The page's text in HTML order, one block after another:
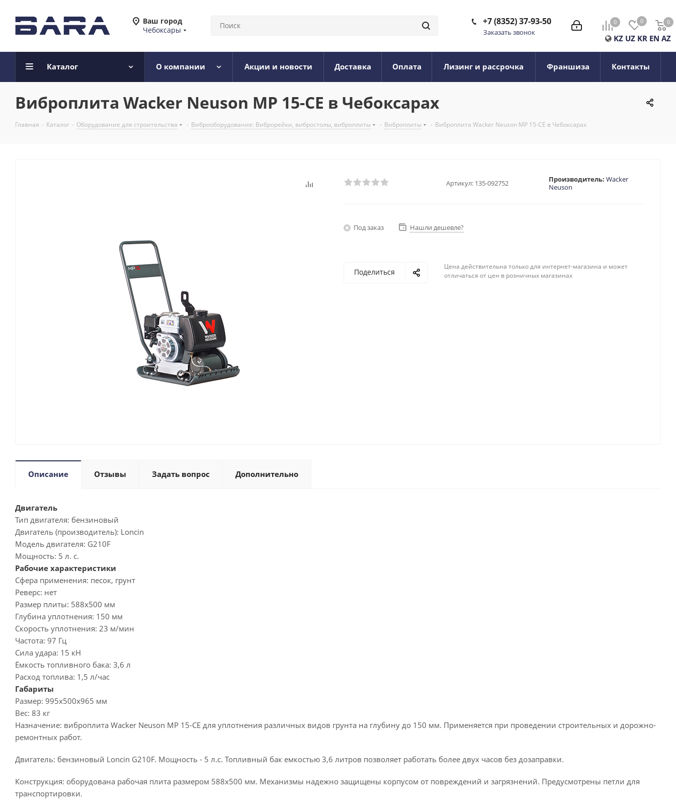
Ваш город
Чебоксары
0 0 0
0
KZ UZ KR EN AZ
+7 (8352) 37-93-50
Заказать звонок
Каталог О компании Акции и новости Доставка Оплата Лизинг и рассрочка Франшиза Контакты
Виброплита Wacker Neuson MP 15-CE в Чебоксарах
Главная - Каталог - Оборудование для строительства - Виброоборудование: Виброрейки, вибростолы, виброплиты - Виброплиты - Виброплита Wacker Neuson MP 15-CE в Чебоксарах
Артикул: 135-092752 Производитель: Wacker
Neuson
Под заказ Нашли дешевле?
Поделиться
Цена действительна только для интернет-магазина и может
отличаться от цен в розничных магазинах
Описание Отзывы Задать вопрос Дополнительно
Двигатель
Тип двигателя: бензиновый
Двигатель (производитель): Loncin
Модель двигателя: G210F
Мощность: 5 л. с.
Рабочие характеристики
Сфера применения: песок, грунт
Реверс: нет
Размер плиты: 588х500 мм
Глубина уплотнения: 150 мм
Скорость уплотнения: 23 м/мин
Частота: 97 Гц
Сила удара: 15 кН
Ёмкость топливного бака: 3,6 л
Расход топлива: 1,5 л/час
Габариты
Размер: 995х500х965 мм
Вес: 83 кг
Назначение: виброплита Wacker Neuson MP 15-CE для уплотнения различных видов грунта на глубину до 150 мм. Применяется при проведении строительных и дорожно-
ремонтных работ.
Двигатель: бензиновый Loncin G210F. Мощность - 5 л.с. Топливный бак емкостью 3,6 литров позволяет работать более двух часов без дозаправки.
Конструкция: оборудована рабочая плита размером 588х500 мм. Механизмы надежно защищены корпусом от повреждений и загрязнений. Предусмотрены петли для
транспортировки.